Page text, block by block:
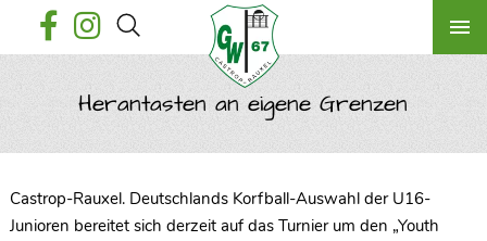
Herantasten an eigene Grenzen
Castrop-Rauxel. Deutschlands Korfball-Auswahl der U16-
Junioren bereitet sich derzeit auf das Turnier um den „Youth